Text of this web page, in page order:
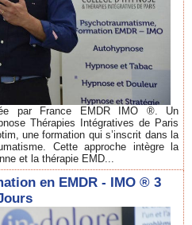
par France EMDR IMO ®. Un
Thérapies Intégratives de Paris
une formation qui s’inscrit dans la
Cette approche intègre la
et la thérapie EMD...
en EMDR - IMO ® 3